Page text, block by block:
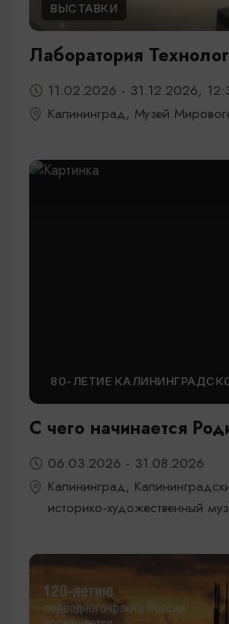
ВЫСТАВКИ
Лаборатория
11.02.2026 - 31.12.2026,
Калининград, Музей
80-ЛЕТИЕ
С чего начинается
06.03.2026 - 31.08.2026
Калининград,
историко-художественный